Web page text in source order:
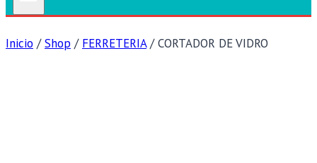
Inicio / Shop / FERRETERIA / CORTADOR DE VIDRO